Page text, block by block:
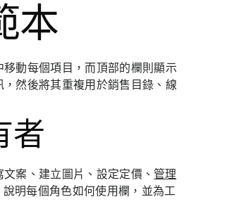
本
動每個項目，而頂部的欄則顯示
然後將其重複用於銷售目錄、線
者
案、建立圖片、設定定價、管理
明每個角色如何使用欄，並為工